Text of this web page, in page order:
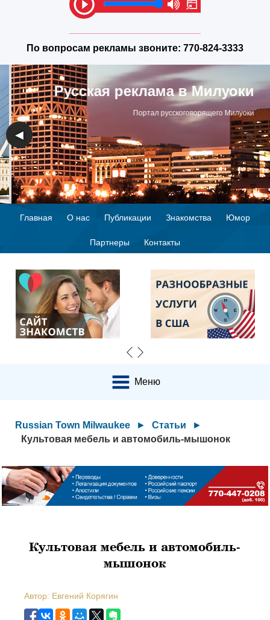
По вопросам рекламы звоните: 770-824-3333
Русская реклама в Милуоки
Портал русскоговорящего Милуоки
◀ ▶
Главная О нас Публикации Знакомства Юмор
Партнеры Контакты
Меню
Russian Town Milwaukee ► Статьи
►
Культовая мебель и автомобиль-мышонок
Культовая мебель и автомобиль-
мышонок
Автор: Евгений Корягин